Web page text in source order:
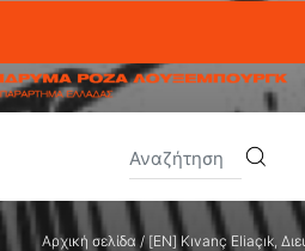
Αρχική σελίδα /[EN] Kıvanç Eliaçık,